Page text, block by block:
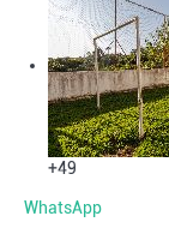
+49
WhatsApp